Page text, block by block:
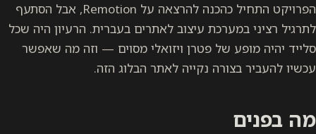
הפרויקט התחיל כהכנה להרצאה על Remotion, אבל הסתעף
לתרגיל רציני במערכת עיצוב לאתרים בעברית. הרעיון היה שכל
סלייד יהיה מופע של פטרן ויזואלי מסוים — וזה מה שאפשר
עכשיו להעביר בצורה נקייה לאתר הבלוג הזה.
מה בפנים